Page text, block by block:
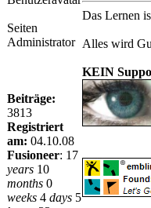
Seiten
Administrator
Beiträge:
3813
Registriert
am: 04.10.08
Fusioneer: 17
years 10
months 0
weeks 4 days 5
Das Lernen
Alles wird
KEIN